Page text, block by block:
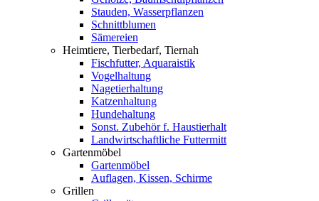
Stauden, Wasserpflanzen
Schnittblumen
Sämereien
Heimtiere, Tierbedarf, Tiernah
Fischfutter, Aquaraistik
Vogelhaltung
Nagetierhaltung
Katzenhaltung
Hundehaltung
Sonst. Zubehör f. Haustierhalt
Landwirtschaftliche Futtermitt
Gartenmöbel
Gartenmöbel
Auflagen, Kissen, Schirme
Grillen